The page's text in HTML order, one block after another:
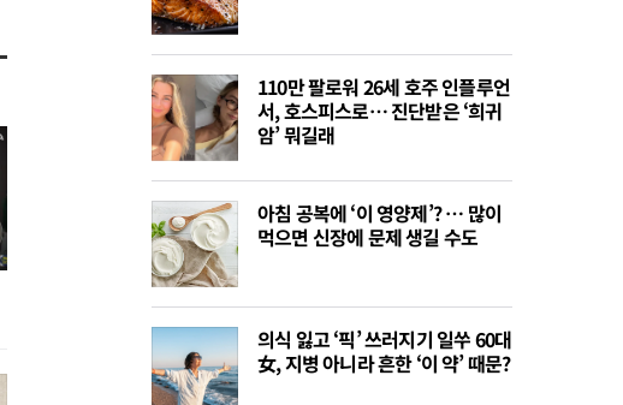
110만 팔로워 26세 호주 인플루언
서, 호스피스로… 진단받은 ‘희귀
암’ 뭐길래
아침 공복에 ‘이 영양제’? … 많이
먹으면 신장에 문제 생길 수도
의식 잃고 ‘픽’ 쓰러지기 일쑤 60대
女, 지병 아니라 흔한 ‘이 약’ 때문?